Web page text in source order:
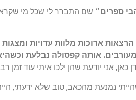
ספרים״ שם התברר לי שכל מי
ארוכות מלוות עדויות ומצגות
אותה קפסולה נבלעת
אני יודעת שהן ילכו איתי עוד זמן
נמנעת מהכאב, טוב שלא ידעתי,